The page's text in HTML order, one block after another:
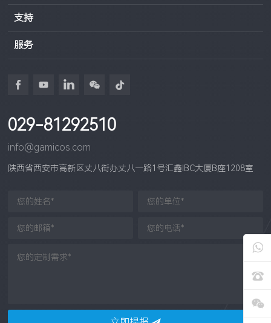
支持
服务
029-81292510
info@gamicos.com
陕西省西安市高新区丈八街办丈八一路1号汇鑫IBC大厦B座1208室